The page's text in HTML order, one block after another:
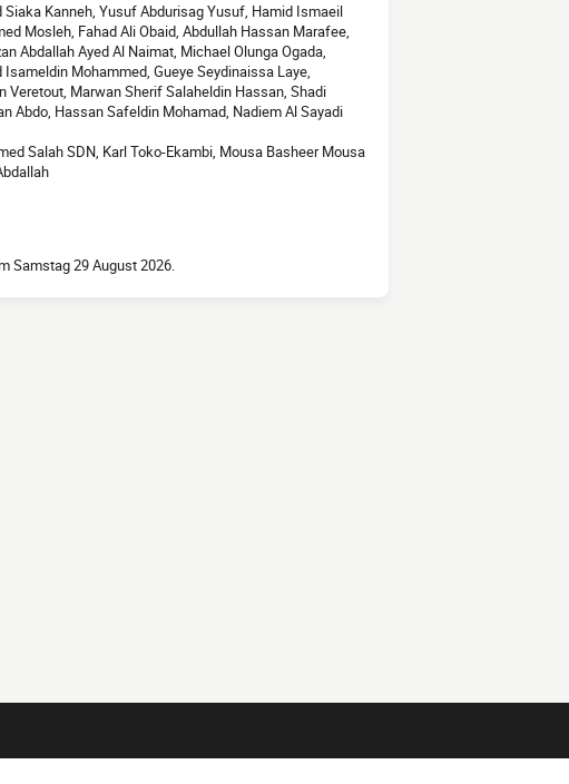
Kanneh, Yusuf Abdurisag Yusuf, Hamid Ismaeil
Mosleh, Fahad Ali Obaid, Abdullah Hassan Marafee,
Abdallah Ayed Al Naimat, Michael Olunga Ogada,
Mohammed, Gueye Seydinaissa Laye,
Marwan Sherif Salaheldin Hassan, Shadi
Abdo, Hassan Safeldin Mohamad, Nadiem Al Sayadi
Salah SDN, Karl Toko-Ekambi, Mousa Basheer Mousa
Samstag 29 August 2026.